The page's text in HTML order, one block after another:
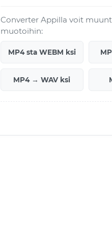
Converter Appilla voit
muotoihin:
MP4 sta WEBM ksi
MP4 → WAV ksi